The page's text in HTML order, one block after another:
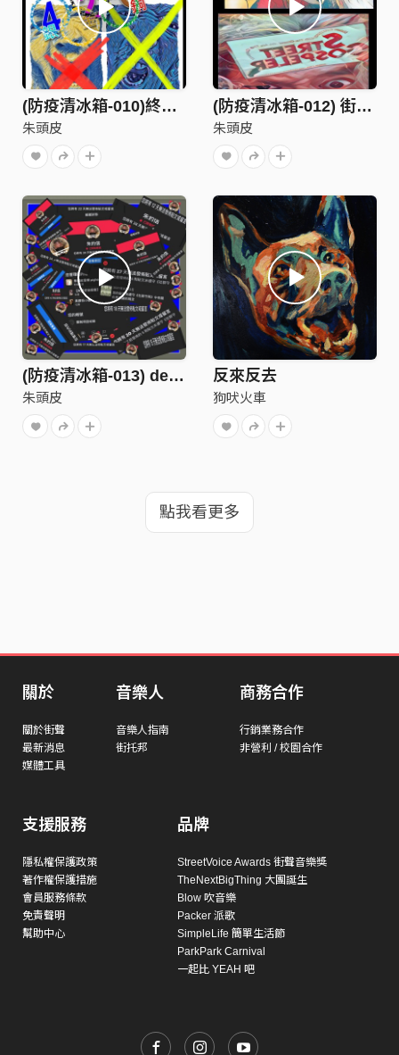
(防疫清冰箱-010)終究要乳滑何不早點乳SOONER OR LATER WHY NOT NOW-朱頭皮PIGHEADSKIN
朱頭皮
(防疫清冰箱-012) 街頭福音人 STREET GOSPELER – 朱頭皮 pigheadskin
朱頭皮
(防疫清冰箱-013) dear法咘 -朱頭皮pigheadskin
朱頭皮
反來反去
狗吠火車
點我看更多
關於
關於街聲
最新消息
媒體工具
音樂人
音樂人指南
街托邦
商務合作
行銷業務合作
非營利 / 校園合作
支援服務
隱私權保護政策
著作權保護措施
會員服務條款
免責聲明
幫助中心
品牌
StreetVoice Awards 街聲音樂獎
TheNextBigThing 大團誕生
Blow 吹音樂
Packer 派歌
SimpleLife 簡單生活節
ParkPark Carnival
一起比 YEAH 吧